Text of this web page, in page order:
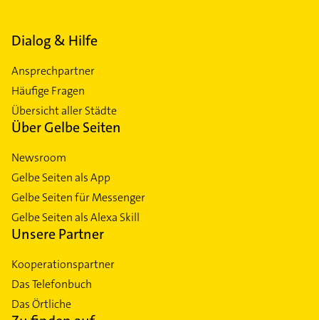
Dialog & Hilfe
Ansprechpartner
Häufige Fragen
Übersicht aller Städte
Über Gelbe Seiten
Newsroom
Gelbe Seiten als App
Gelbe Seiten für Messenger
Gelbe Seiten als Alexa Skill
Unsere Partner
Kooperationspartner
Das Telefonbuch
Das Örtliche